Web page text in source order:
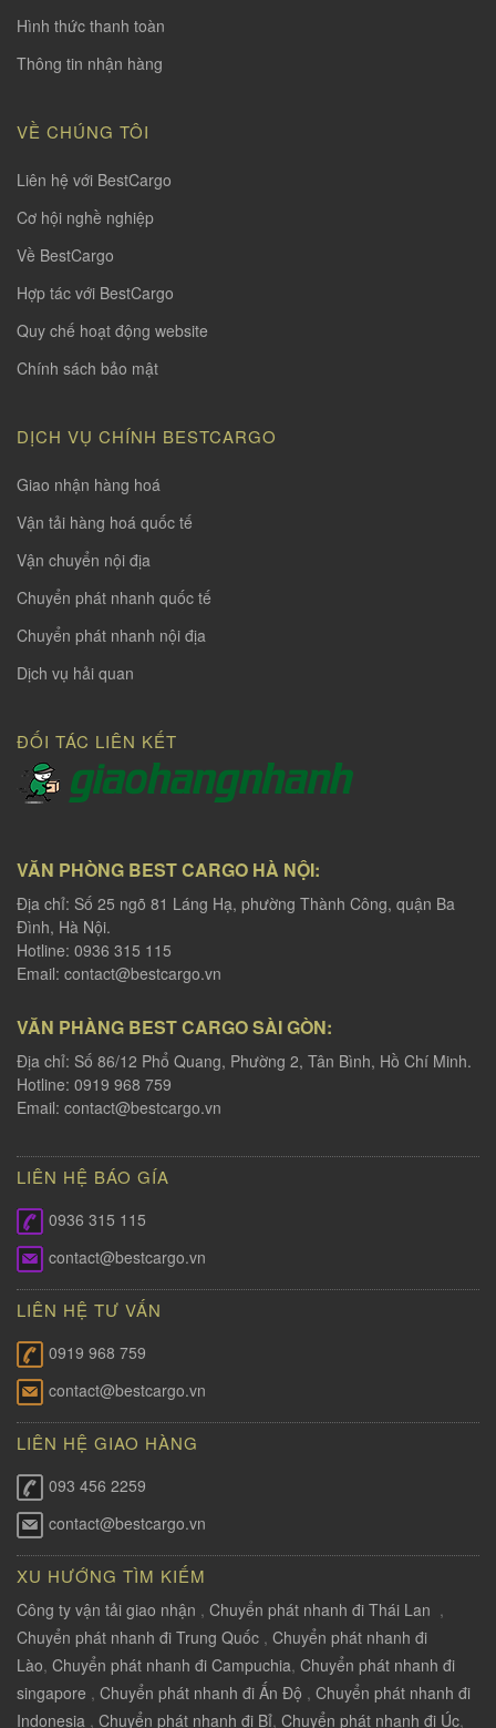
Hình thức thanh toàn
Thông tin nhận hàng
VỀ CHÚNG TÔI
Liên hệ với BestCargo
Cơ hội nghề nghiệp
Về BestCargo
Hợp tác với BestCargo
Quy chế hoạt động website
Chính sách bảo mật
DỊCH VỤ CHÍNH BESTCARGO
Giao nhận hàng hoá
Vận tải hàng hoá quốc tế
Vận chuyển nội địa
Chuyển phát nhanh quốc tế
Chuyển phát nhanh nội địa
Dịch vụ hải quan
ĐỐI TÁC LIÊN KẾT
VĂN PHÒNG BEST CARGO HÀ NỘI:
Địa chỉ: Số 25 ngõ 81 Láng Hạ, phường Thành Công, quận Ba
Đình, Hà Nội.
Hotline: 0936 315 115
Email: contact@bestcargo.vn
VĂN PHÀNG BEST CARGO SÀI GÒN:
Địa chỉ: Số 86/12 Phổ Quang, Phường 2, Tân Bình, Hồ Chí Minh.
Hotline: 0919 968 759
Email: contact@bestcargo.vn
LIÊN HỆ BÁO GÍA
0936 315 115
contact@bestcargo.vn
LIÊN HỆ TƯ VẤN
0919 968 759
contact@bestcargo.vn
LIÊN HỆ GIAO HÀNG
093 456 2259
contact@bestcargo.vn
XU HƯỚNG TÌM KIẾM
Công ty vận tải giao nhận , Chuyển phát nhanh đi Thái Lan ,
Chuyển phát nhanh đi Trung Quốc , Chuyển phát nhanh đi
Lào, Chuyển phát nhanh đi Campuchia, Chuyển phát nhanh đi
singapore , Chuyển phát nhanh đi Ấn Độ , Chuyển phát nhanh đi
Indonesia , Chuyển phát nhanh đi Bỉ, Chuyển phát nhanh đi Úc,